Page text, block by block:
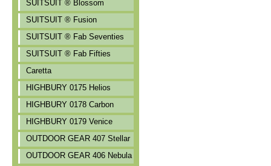
SUITSUIT ® Blossom
SUITSUIT ® Fusion
SUITSUIT ® Fab Seventies
SUITSUIT ® Fab Fifties
Caretta
HIGHBURY 0175 Helios
HIGHBURY 0178 Carbon
HIGHBURY 0179 Venice
OUTDOOR GEAR 407 Stellar
OUTDOOR GEAR 406 Nebula